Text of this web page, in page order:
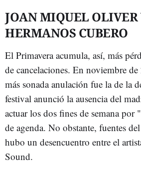
JOAN MIQUEL OLIVER
HERMANOS CUBERO
El Primavera acumula, así, más
de cancelaciones. En noviembre
más sonada anulación fue la de la
festival anunció la ausencia del
actuar los dos fines de semana
de agenda. No obstante, fuentes
hubo un desencuentro entre el
Sound.